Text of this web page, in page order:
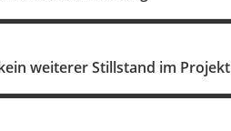
weiterer Stillstand im Projekt